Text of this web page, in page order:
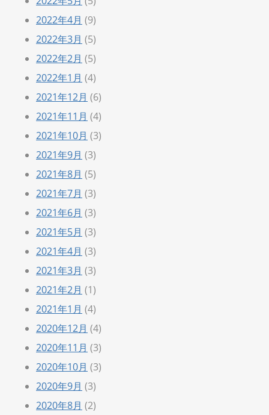
2022年4月 (9)
2022年3月 (5)
2022年2月 (5)
2022年1月 (4)
2021年12月 (6)
2021年11月 (4)
2021年10月 (3)
2021年9月 (3)
2021年8月 (5)
2021年7月 (3)
2021年6月 (3)
2021年5月 (3)
2021年4月 (3)
2021年3月 (3)
2021年2月 (1)
2021年1月 (4)
2020年12月 (4)
2020年11月 (3)
2020年10月 (3)
2020年9月 (3)
2020年8月 (2)